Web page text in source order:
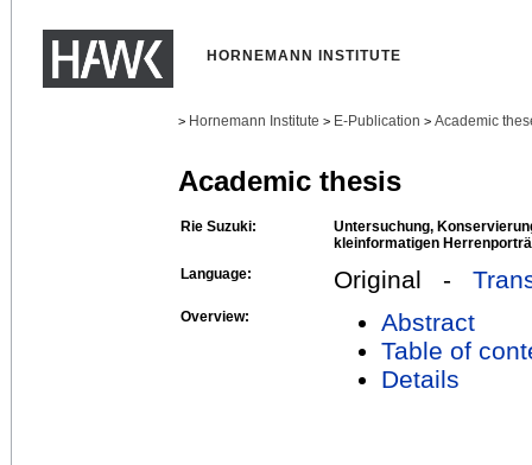
HORNEMANN INSTITUTE
> Hornemann Institute > E-Publication > Academic
Academic thesis
Rie Suzuki:
Untersuchung,
kleinformatigen
Language:
Original -
Overview:
Abstract
Table of
Details